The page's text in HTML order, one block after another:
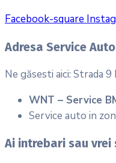
Facebook-square
Adresa Service Auto
Ne găsesti aici: Strada
WNT – Service
Service auto in
Ai intrebari sau